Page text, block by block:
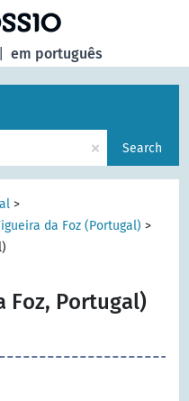
em português
× Search
>
da Foz (Portugal) >
Foz, Portugal)